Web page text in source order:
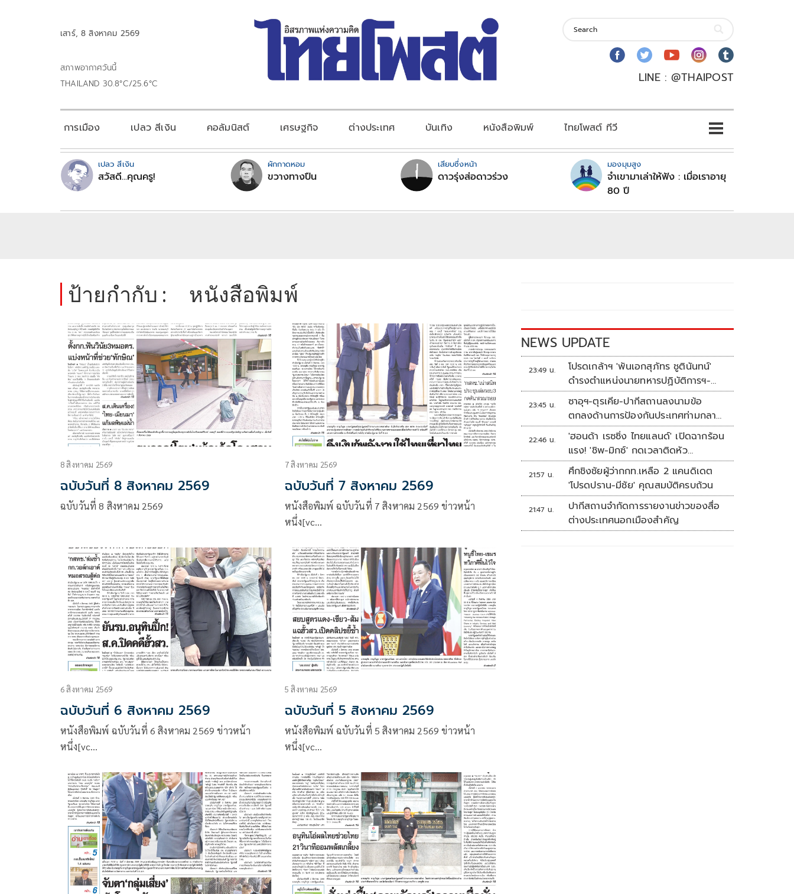
เสาร์, 8 สิงหาคม 2569
สภาพอากาศวันนี้
THAILAND 30.8°C/25.6°C
LINE : @THAIPOST
การเมือง เปลว สีเงิน คอลัมนิสต์ เศรษฐกิจ ต่างประเทศ บันเทิง หนังสือพิมพ์ ไทยโพสต์ ทีวี
เปลว สีเงิน
สวัสดี...คุณครู!
ผักกาดหอม
ขวางทางปืน
เสียบซึ่งหน้า
ดาวรุ่งส่อดาวร่วง
มองมุมสูง
จำเขามาเล่าให้ฟัง : เมื่อเราอายุ
80 ปี
ป้ายกำกับ : หนังสือพิมพ์
8 สิงหาคม 2569
ฉบับวันที่ 8 สิงหาคม 2569
ฉบับวันที่ 8 สิงหาคม 2569
7 สิงหาคม 2569
ฉบับวันที่ 7 สิงหาคม 2569
หนังสือพิมพ์ ฉบับวันที่ 7 สิงหาคม 2569 ข่าวหน้า
หนึ่ง[vc…
6 สิงหาคม 2569
ฉบับวันที่ 6 สิงหาคม 2569
หนังสือพิมพ์ ฉบับวันที่ 6 สิงหาคม 2569 ข่าวหน้า
หนึ่ง[vc…
5 สิงหาคม 2569
ฉบับวันที่ 5 สิงหาคม 2569
หนังสือพิมพ์ ฉบับวันที่ 5 สิงหาคม 2569 ข่าวหน้า
หนึ่ง[vc…
NEWS UPDATE
23:49 น.
โปรดเกล้าฯ 'พันเอกสุภัทร ชูตินันทน์'
ดำรงตำแหน่งนายทหารปฏิบัติการฯ-
พระราชทานยศ 'พลตรี'
23:45 น.
ซาอุฯ-ตุรเคีย-ปากีสถานลงนามข้อ
ตกลงด้านการป้องกันประเทศท่ามกลาง
สงครามในภูมิภาค
22:46 น.
'ฮอนด้า เรซซิ่ง ไทยแลนด์' เปิดฉากร้อน
แรง! 'ชิพ-มิกซ์' กดเวลาติดหัว
แถว ARRC สนาม 4 ที่มัลดาลิกา
21:57 น.
ศึกชิงชัยผู้ว่ากกท.เหลือ 2 แคนดิเดต
'โปรดปราน-มีชัย' คุณสมบัติครบถ้วน
21:47 น.
ปากีสถานจำกัดการรายงานข่าวของสื่อ
ต่างประเทศนอกเมืองสำคัญ